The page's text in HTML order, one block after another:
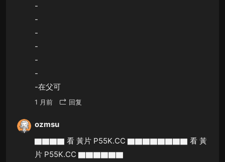
-
-
-
-
-
-
-在父可
1 月前 回复
ozmsu
▇▇▇▇ 看 黃片 P55K.CC ▇▇▇▇▇▇▇▇ 看 黃
片 P55K.CC ▇▇▇▇▇▇